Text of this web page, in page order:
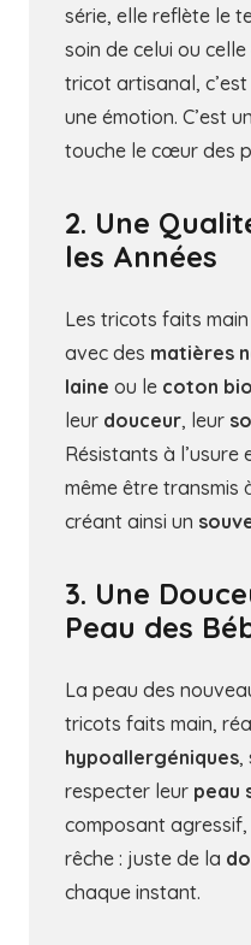
série, elle reflète le
soin de celui ou
tricot artisanal,
une émotion. C’est un
touche le cœur des
2. Une
les Années
Les tricots faits
avec des matières
laine ou le coton
leur douceur, leur
Résistants à l’usure
même être transmis
créant ainsi un
3. Une
Peau des
La peau des
tricots faits main,
hypoallergéniques,
respecter leur peau
composant
rêche : juste de la
chaque instant.